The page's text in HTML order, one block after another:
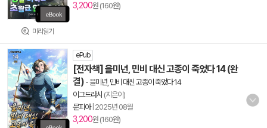
미리읽기
3,200원 (160원)
ePub
[전자책] 을미년, 민비 대신 고종이 죽었다 14 (완
결) -을미년, 민비 대신 고종이 죽었다 14
이그드라시 (지은이)
문피아| 2025년 08월
3,200원 (160원)